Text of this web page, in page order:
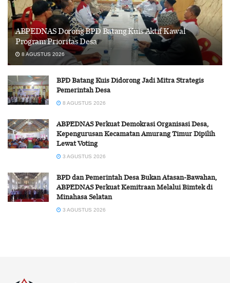
ABPEDNAS Dorong BPD Batang Kuis Aktif Kawal
Program Prioritas Desa
8 AGUSTUS 2026
BPD Batang Kuis Didorong Jadi Mitra Strategis
Pemerintah Desa
8 AGUSTUS 2026
ABPEDNAS Perkuat Demokrasi Organisasi Desa,
Kepengurusan Kecamatan Amurang Timur Dipilih
Lewat Voting
3 AGUSTUS 2026
BPD dan Pemerintah Desa Bukan Atasan-Bawahan,
ABPEDNAS Perkuat Kemitraan Melalui Bimtek di
Minahasa Selatan
3 AGUSTUS 2026